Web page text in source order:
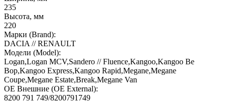
235
Высота, мм
220
Марки (Brand):
DACIA // RENAULT
Модели (Model):
Logan,Logan MCV,Sandero // Fluence,Kangoo,Kangoo Be
Bop,Kangoo Express,Kangoo Rapid,Megane,Megane
Coupe,Megane Estate,Break,Megane Van
OE Внешние (OE External):
8200 791 749/8200791749